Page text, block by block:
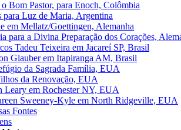
o Bom Pastor, para Enoch, Colômbia
para Luz de Maria, Argentina
em Mellatz/Goettingen, Alemanha
para a Divina Preparação dos Corações,
Tadeu Teixeira em Jacareí SP, Brasil
Glauber em Itapiranga AM, Brasil
da Sagrada Família, EUA
da Renovação, EUA
Leary em Rochester NY, EUA
Sweeney-Kyle em North Ridgeville, EUA
Fontes